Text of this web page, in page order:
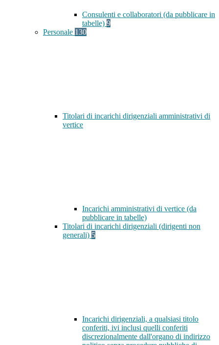
Consulenti e collaboratori (da pubblicare in
tabelle) 9
Personale 130
Titolari di incarichi dirigenziali amministrativi di
vertice
Incarichi amministrativi di vertice (da
pubblicare in tabelle)
Titolari di incarichi dirigenziali (dirigenti non
generali) 5
Incarichi dirigenziali, a qualsiasi titolo
conferiti, ivi inclusi quelli conferiti
discrezionalmente dall'organo di indirizzo